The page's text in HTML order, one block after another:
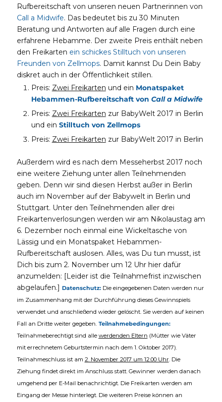
Rufbereitschaft von unseren neuen Partnerinnen von
Call a Midwife. Das bedeutet bis zu 30 Minuten
Beratung und Antworten auf alle Fragen durch eine
erfahrene Hebamme. Der zweite Preis enthält neben
den Freikarten ein schickes Stilltuch von unseren
Freunden von Zellmops. Damit kannst Du Dein Baby
diskret auch in der Öffentlichkeit stillen.
Preis: Zwei Freikarten und ein Monatspaket
Hebammen-Rufbereitschaft von Call a Midwife
Preis: Zwei Freikarten zur BabyWelt 2017 in Berlin
und ein Stilltuch von Zellmops
Preis: Zwei Freikarten zur BabyWelt 2017 in Berlin
Außerdem wird es nach dem Messeherbst 2017 noch
eine weitere Ziehung unter allen Teilnehmenden
geben. Denn wir sind diesen Herbst außer in Berlin
auch im November auf der Babywelt in Berlin und
Stuttgart. Unter den Teilnehmenden aller drei
Freikartenverlosungen werden wir am Nikolaustag am
6. Dezember noch einmal eine Wickeltasche von
Lässig und ein Monatspaket Hebammen-
Rufbereitschaft auslosen. Alles, was Du tun musst, ist
Dich bis zum 2. November um 12 Uhr hier dafür
anzumelden: [Leider ist die Teilnahmefrist inzwischen
abgelaufen.] Datenschutz:Die eingegebenen Daten werden nur
im Zusammenhang mit der Durchführung dieses Gewinnspiels
verwendet und anschließend wieder gelöscht. Sie werden auf keinen
Fall an Dritte weiter gegeben. Teilnahmebedingungen:
Teilnahmeberechtigt sind alle werdenden Eltern (Mütter wie Väter
mit errechnetem Geburtstermin nach dem 1. Oktober 2017).
Teilnahmeschluss ist am 2. November 2017 um 12.00 Uhr . Die
Ziehung findet direkt im Anschluss statt. Gewinner werden danach
umgehend per E-Mail benachrichtigt. Die Freikarten werden am
Eingang der Messe hinterlegt. Die weiteren Preise können an